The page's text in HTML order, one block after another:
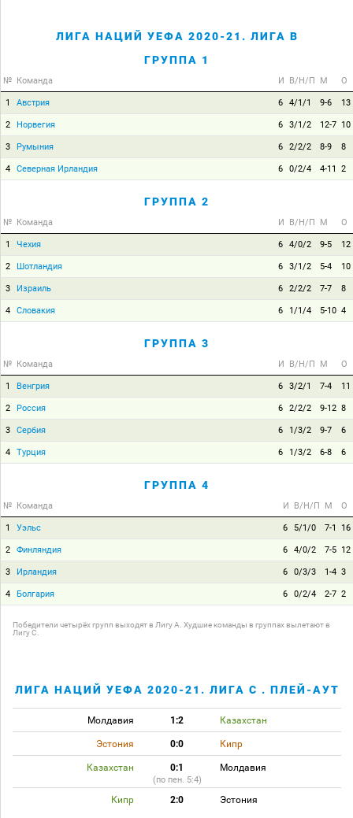
ЛИГА НАЦИЙ УЕФА 2020-21. ЛИГА B
ГРУППА 1
№ Команда И В/Н/П М О
1 Австрия 6 4/1/1 9-6 13
2 Норвегия 6 3/1/2 12-7 10
3 Румыния 6 2/2/2 8-9 8
4 Северная Ирландия 6 0/2/4 4-11 2
ГРУППА 2
№ Команда И В/Н/П М О
1 Чехия 6 4/0/2 9-5 12
2 Шотландия 6 3/1/2 5-4 10
3 Израиль 6 2/2/2 7-7 8
4 Словакия 6 1/1/4 5-10 4
ГРУППА 3
№ Команда И В/Н/П М О
1 Венгрия 6 3/2/1 7-4 11
2 Россия 6 2/2/2 9-12 8
3 Сербия 6 1/3/2 9-7 6
4 Турция 6 1/3/2 6-8 6
ГРУППА 4
№ Команда И В/Н/П М О
1 Уэльс 6 5/1/0 7-1 16
2 Финляндия 6 4/0/2 7-5 12
3 Ирландия 6 0/3/3 1-4 3
4 Болгария 6 0/2/4 2-7 2
Победители четырёх групп выходят в Лигу A. Худшие команды в группах вылетают в
Лигу C.
ЛИГА НАЦИЙ УЕФА 2020-21. ЛИГА C . ПЛЕЙ-АУТ
Молдавия 1:2 Казахстан
Эстония 0:0 Кипр
Казахстан 0:1 Молдавия
(по пен. 5:4)
Кипр 2:0 Эстония